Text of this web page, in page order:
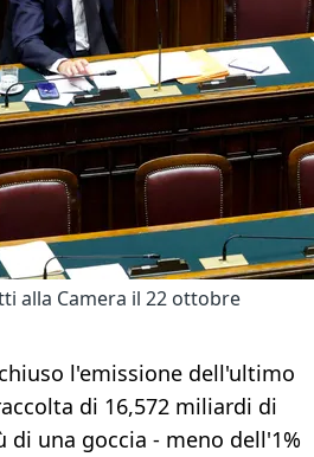
alla Camera il 22 ottobre
l'emissione dell'ultimo
di 16,572 miliardi di
di una goccia - meno dell'1%